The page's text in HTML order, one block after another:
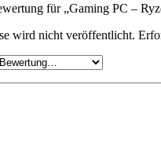
für „Gaming PC –
wird nicht veröffentlicht.